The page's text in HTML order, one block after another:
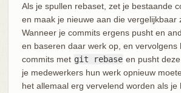
Als je spullen rebaset, zet je bestaande
en maak je nieuwe aan die vergelijkbaar
Wanneer je commits ergens pusht en
en baseren daar werk op, en vervolgens
commits met git rebase en pusht
je medewerkers hun werk opnieuw
het allemaal erg vervelend worden als je